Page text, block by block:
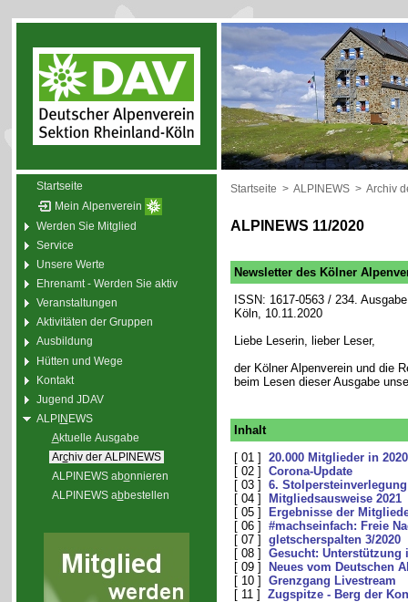
Startseite
Mein Alpenverein
Werden Sie Mitglied
Service
Unsere Werte
Ehrenamt - Werden Sie aktiv
Veranstaltungen
Aktivitäten der Gruppen
Ausbildung
Hütten und Wege
Kontakt
Jugend JDAV
ALPINEWS
Aktuelle Ausgabe
Archiv der ALPINEWS
ALPINEWS abonnieren
ALPINEWS abbestellen
Startseite > ALPINEWS > Archiv
ALPINEWS 11/2020
Newsletter des Kölner
ISSN: 1617-0563 / 234.
Köln, 10.11.2020
Liebe Leserin, lieber Leser,
der Kölner Alpenverein und die
beim Lesen dieser Ausgabe
Inhalt
[ 01 ] 20.000 Mitglieder in 2020
[ 02 ] Corona-Update
[ 03 ] 6. Stolpersteinverlegung
[ 04 ]
Mitgliedsausweise 2021
[ 05 ]
Ergebnisse der
[ 06 ] #machseinfach: Freie
[ 07 ] gletscherspalten 3/2020
[ 08 ] Gesucht: Unterstützung
[ 09 ]
Neues vom Deutschen
[ 10 ] Grenzgang Livestream
[ 11 ] Zugspitze - Berg der